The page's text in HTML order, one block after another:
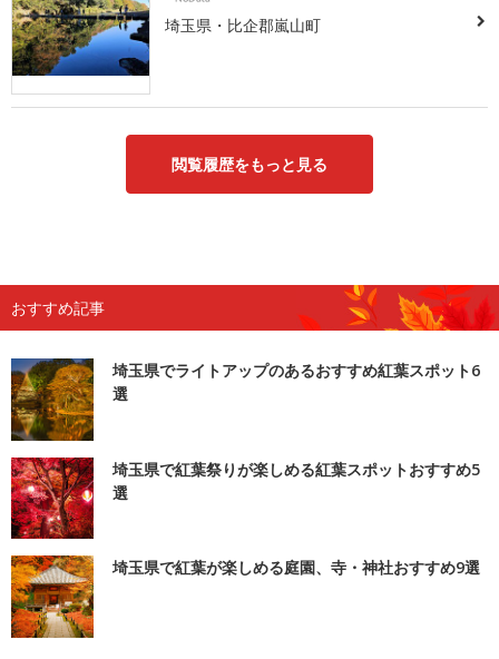
埼玉県・比企郡嵐山町
閲覧履歴をもっと見る
おすすめ記事
埼玉県でライトアップのあるおすすめ紅葉スポット6
選
埼玉県で紅葉祭りが楽しめる紅葉スポットおすすめ5
選
埼玉県で紅葉が楽しめる庭園、寺・神社おすすめ9選